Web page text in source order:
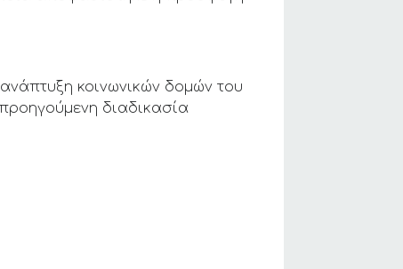
κοινωνικών δομών του
διαδικασία